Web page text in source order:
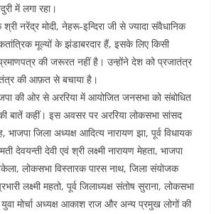
में लगा रहा।
नरेंद्र मोदी, नेहरू-इन्दिरा जी से ज्यादा संवैधानिक
मूल्यों के झंडाबरदार हैं, इसके लिए किसी
की जरूरत नहीं है। उन्होंने देश को प्रजातंत्र
की आफ़त से बचाया है।
की ओर से अररिया में आयोजित जनसभा को संबोधित
कहीं। इस अवसर पर अररिया लोकसभा सांसद
भाजपा जिला अध्यक्ष आदित्य नारायण झा, पूर्व विधायक
देवयन्ती देवी एवं श्री लक्ष्मी नारायण मेहता, भाजपा
लोकसभा विस्तारक पारस नाथ, जिला संयोजक
लक्ष्मी महतो, पूर्व जिलाध्यक्ष संतोष सुराना, लोकसभा
युवा मोर्चा अध्यक्ष आकाश राज और अन्य प्रमुख लोगों की